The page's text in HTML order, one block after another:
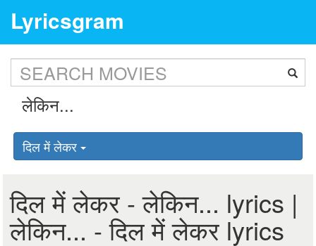
Lyricsgram
दिल में लेकर
दिल में लेकर - लेकिन... lyrics |
लेकिन... - दिल में लेकर lyrics